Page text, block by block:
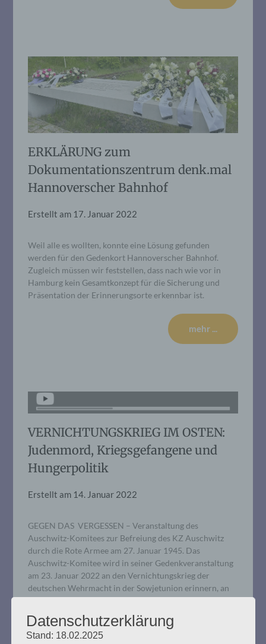
ERKLÄRUNG zum
Dokumentationszentrum denk.mal
Hannoverscher Bahnhof
Erstellt am 17. Januar 2022
Weil alle es wollten, konnte eine Lösung gefunden
werden für den Gedenkort Hannoverscher Bahnhof.
Zugleich müssen wir feststellen, dass nach wie vor in
Hamburg kein Gesamtkonzept für die Sicherung und
Präsentation der Erinnerungsorte erkennbar ist.
mehr ...
VERNICHTUNGSKRIEG IM OSTEN:
Judenmord, Kriegsgefangene und
Hungerpolitik
Erstellt am 14. Januar 2022
GEGEN DAS VERGESSEN – Veranstaltung des
Auschwitz-Komitees zur Befreiung des KZ Auschwitz
durch die Rote Armee am 27. Januar 1945. Das
Auschwitz-Komitee wird in seiner Gedenkveranstaltung
am 23. Januar 2022 an den Vernichtungskrieg der
deutschen Wehrmacht in der Sowjetunion erinnern, an
Holocaust, Hungerpolitik und das Leiden der
sowjetischen Kriegsgefangenen, das öffentlich nur sehr
selten gewürdigt wird.
Datenschutzerklärung
Stand: 18.02.2025